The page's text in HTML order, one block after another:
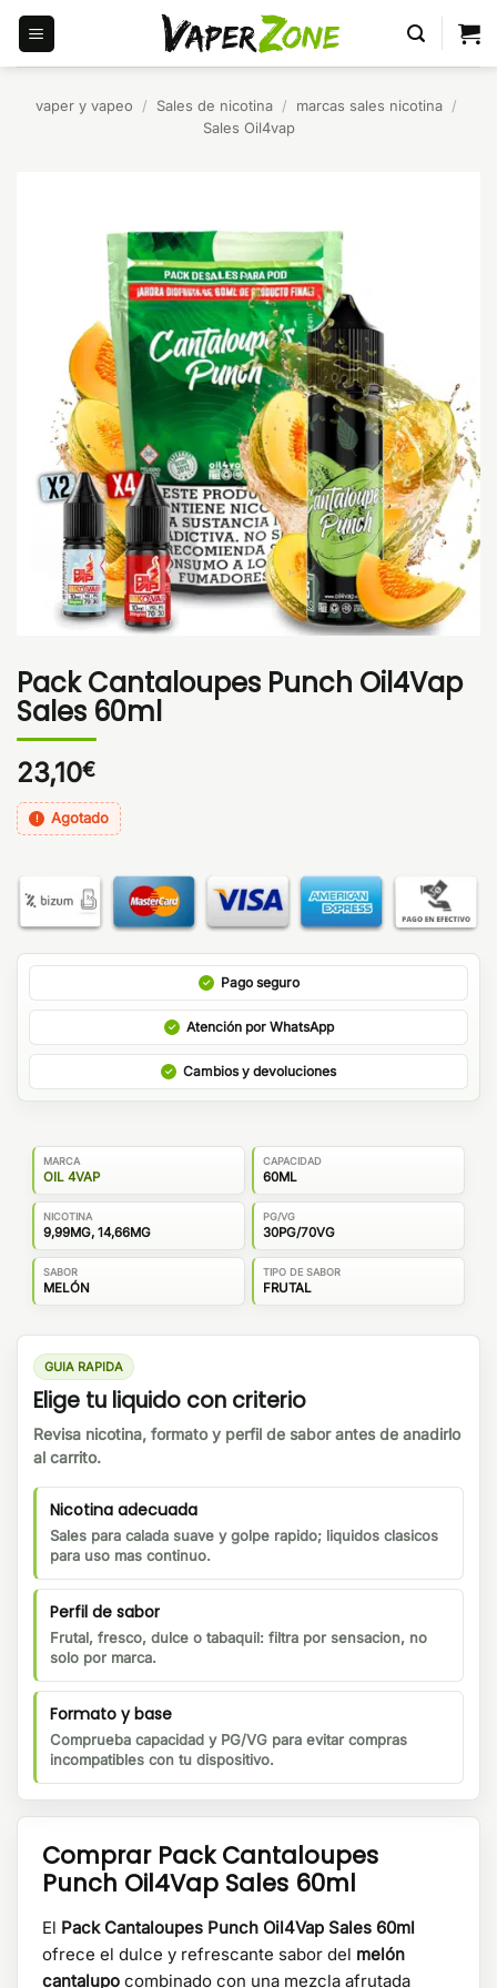
Saltar
contenido
vaper y vapeo / Sales de nicotina / marcas sales nicotina /
Sales Oil4vap
Pack Cantaloupes Punch Oil4Vap
Sales 60ml
23,10€
Agotado
Pago seguro
Atención por WhatsApp
Cambios y devoluciones
MARCA
OIL 4VAP
CAPACIDAD
60ML
NICOTINA
9,99MG, 14,66MG
PG/VG
30PG/70VG
SABOR
MELÓN
TIPO DE SABOR
FRUTAL
GUIA RAPIDA
Elige tu liquido con criterio
Revisa nicotina, formato y perfil de sabor antes de anadirlo
al carrito.
Nicotina adecuada
Sales para calada suave y golpe rapido; liquidos clasicos
para uso mas continuo.
Perfil de sabor
Frutal, fresco, dulce o tabaquil: filtra por sensacion, no
solo por marca.
Formato y base
Comprueba capacidad y PG/VG para evitar compras
incompatibles con tu dispositivo.
Comprar Pack Cantaloupes
Punch Oil4Vap Sales 60ml
El Pack Cantaloupes Punch Oil4Vap Sales 60ml
ofrece el dulce y refrescante sabor del melón
cantalupo combinado con una mezcla afrutada